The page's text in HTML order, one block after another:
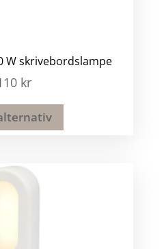
W skrivebordslampe
kr